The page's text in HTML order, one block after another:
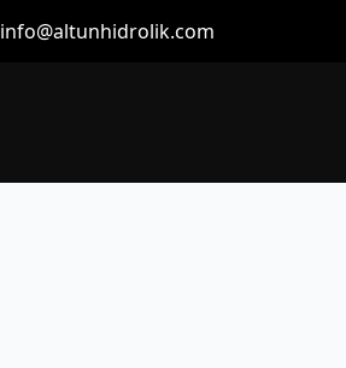
info@altunhidrolik.com